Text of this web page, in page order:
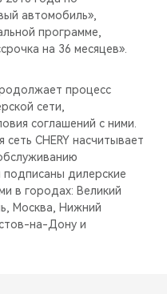
автомобиль»,
программе,
на 36 месяцев».
процесс
сети,
соглашений с ними.
CHERY насчитывает
дилерские
в городах: Великий
Москва, Нижний
на-Дону и